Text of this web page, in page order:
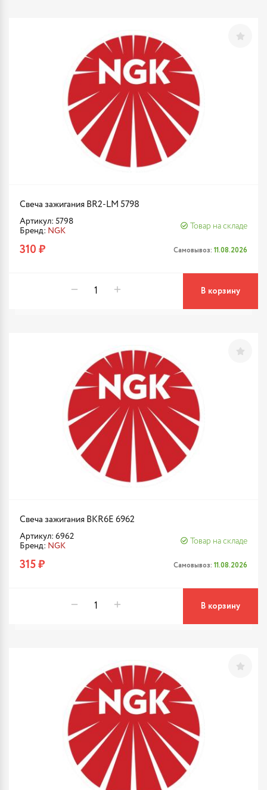
Свеча зажигания BR2-LM 5798
Артикул: 5798
Бренд: NGK
Товар на складе
310 ₽ Самовывоз: 11.08.2026
В корзину
Свеча зажигания BKR6E 6962
Артикул: 6962
Бренд: NGK
Товар на складе
315 ₽ Самовывоз: 11.08.2026
В корзину